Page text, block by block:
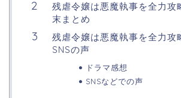
残虐令嬢は悪魔執事を全力攻
末まとめ
残虐令嬢は悪魔執事を全力攻
SNSの声
ドラマ感想
SNSなどでの声